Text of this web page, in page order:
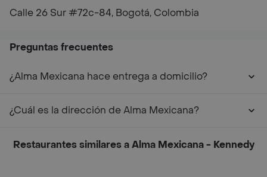
Calle 26 Sur #72c-84, Bogotá, Colombia
Preguntas frecuentes
¿Alma Mexicana hace entrega a domicilio?
¿Cuál es la dirección de Alma Mexicana?
Restaurantes similares a Alma Mexicana - Kennedy